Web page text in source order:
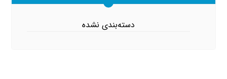
دسته‌بندی نشده